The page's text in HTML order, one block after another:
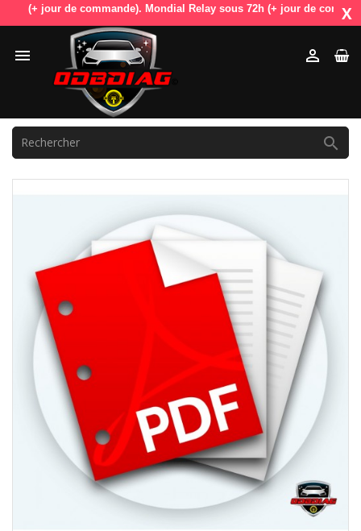
(+ jour de commande). Mondial Relay sous 72h (+ jour de X
 
